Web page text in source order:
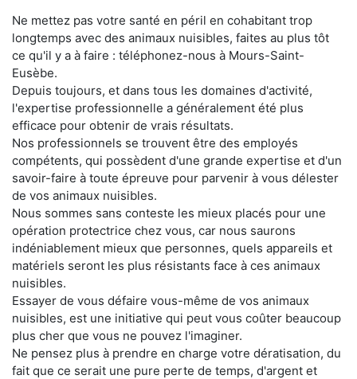
Ne mettez pas votre santé en péril en cohabitant trop
longtemps avec des animaux nuisibles, faites au plus tôt
ce qu'il y a à faire : téléphonez-nous à Mours-Saint-
Eusèbe.
Depuis toujours, et dans tous les domaines d'activité,
l'expertise professionnelle a généralement été plus
efficace pour obtenir de vrais résultats.
Nos professionnels se trouvent être des employés
compétents, qui possèdent d'une grande expertise et d'un
savoir-faire à toute épreuve pour parvenir à vous délester
de vos animaux nuisibles.
Nous sommes sans conteste les mieux placés pour une
opération protectrice chez vous, car nous saurons
indéniablement mieux que personnes, quels appareils et
matériels seront les plus résistants face à ces animaux
nuisibles.
Essayer de vous défaire vous-même de vos animaux
nuisibles, est une initiative qui peut vous coûter beaucoup
plus cher que vous ne pouvez l'imaginer.
Ne pensez plus à prendre en charge votre dératisation, du
fait que ce serait une pure perte de temps, d'argent et